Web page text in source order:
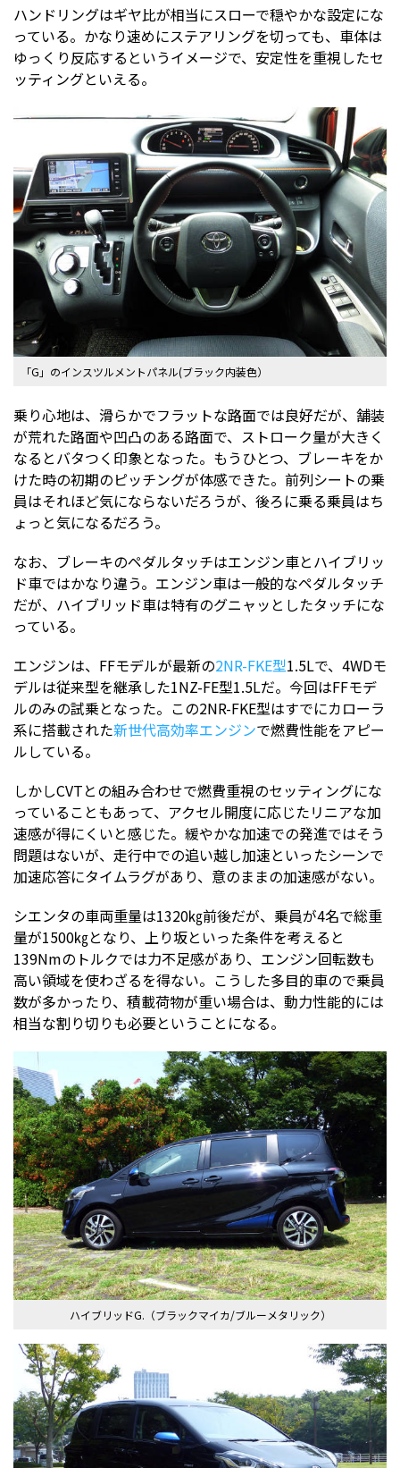
ハンドリングはギヤ比が相当にスローで穏やかな設定にな
っている。かなり速めにステアリングを切っても、車体は
ゆっくり反応するというイメージで、安定性を重視したセ
ッティングといえる。
「G」のインスツルメントパネル(ブラック内装色）
乗り心地は、滑らかでフラットな路面では良好だが、舗装
が荒れた路面や凹凸のある路面で、ストローク量が大きく
なるとバタつく印象となった。もうひとつ、ブレーキをか
けた時の初期のピッチングが体感できた。前列シートの乗
員はそれほど気にならないだろうが、後ろに乗る乗員はち
ょっと気になるだろう。
なお、ブレーキのペダルタッチはエンジン車とハイブリッ
ド車ではかなり違う。エンジン車は一般的なペダルタッチ
だが、ハイブリッド車は特有のグニャッとしたタッチにな
っている。
エンジンは、FFモデルが最新の2NR-FKE型1.5Lで、4WDモ
デルは従来型を継承した1NZ-FE型1.5Lだ。今回はFFモデ
ルのみの試乗となった。この2NR-FKE型はすでにカローラ
系に搭載された新世代高効率エンジンで燃費性能をアピー
ルしている。
しかしCVTとの組み合わせで燃費重視のセッティングにな
っていることもあって、アクセル開度に応じたリニアな加
速感が得にくいと感じた。緩やかな加速での発進ではそう
問題はないが、走行中での追い越し加速といったシーンで
加速応答にタイムラグがあり、意のままの加速感がない。
シエンタの車両重量は1320㎏前後だが、乗員が4名で総重
量が1500㎏となり、上り坂といった条件を考えると
139Nmのトルクでは力不足感があり、エンジン回転数も
高い領域を使わざるを得ない。こうした多目的車ので乗員
数が多かったり、積載荷物が重い場合は、動力性能的には
相当な割り切りも必要ということになる。
ハイブリッドG.（ブラックマイカ/ブルーメタリック）